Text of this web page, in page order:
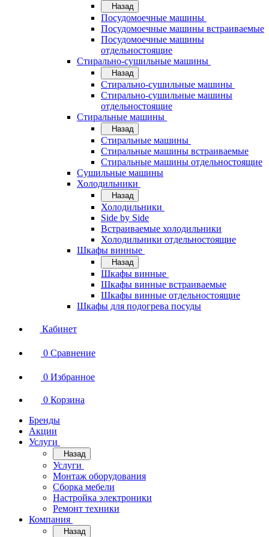
Назад
Посудомоечные машины
Посудомоечные машины встраиваемые
Посудомоечные машины
отдельностоящие
Стирально-сушильные машины
Назад
Стирально-сушильные машины
Стирально-сушильные машины
отдельностоящие
Стиральные машины
Назад
Стиральные машины
Стиральные машины встраиваемые
Стиральные машины отдельностоящие
Сушильные машины
Холодильники
Назад
Холодильники
Side by Side
Встраиваемые холодильники
Холодильники отдельностоящие
Шкафы винные
Назад
Шкафы винные
Шкафы винные встраиваемые
Шкафы винные отдельностоящие
Шкафы для подогрева посуды
Кабинет
0 Сравнение
0 Избранное
0 Корзина
Бренды
Акции
Услуги
Назад
Услуги
Монтаж оборудования
Сборка мебели
Настройка электроники
Ремонт техники
Компания
Назад